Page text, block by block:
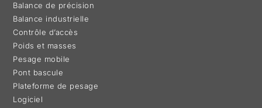
Balance de précision
Balance industrielle
Contrôle d’accès
Poids et masses
Pesage mobile
Pont bascule
Plateforme de pesage
Logiciel